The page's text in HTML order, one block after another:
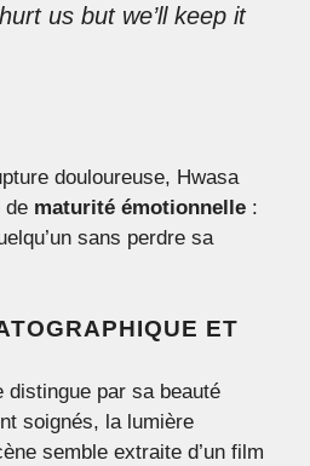
us but we’ll keep it
douloureuse, Hwasa
de maturité émotionnelle :
sans perdre sa
ET
distingue par sa beauté
soignés, la lumière
semble extraite d’un film